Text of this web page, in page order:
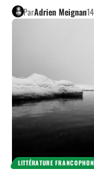
ParAdrien Meignan
LITTÉRATURE